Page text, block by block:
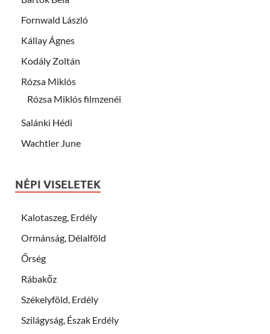
Fornwald László
Kállay Ágnes
Kodály Zoltán
Rózsa Miklós
Rózsa Miklós filmzenéi
Salánki Hédi
Wachtler June
NÉPI VISELETEK
Kalotaszeg, Erdély
Ormánság, Délalföld
Őrség
Rábakőz
Székelyföld, Erdély
Szilágyság, Észak Erdély